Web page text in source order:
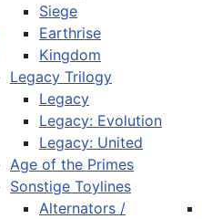
Siege
Earthrise
Kingdom
Legacy Trilogy
Legacy
Legacy: Evolution
Legacy: United
Age of the Primes
Sonstige Toylines
Alternators /